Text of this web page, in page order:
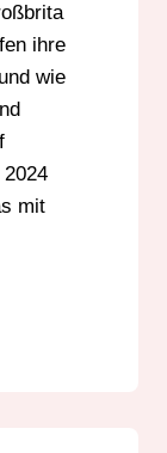
ihre
wie
mit